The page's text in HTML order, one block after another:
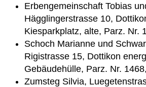
Erbengemeinschaft Tobias
Hägglingerstrasse 10,
Kiesparkplatz, alte, Parz. Nr.
Schoch Marianne und
Rigistrasse 15, Dottikon
Gebäudehülle, Parz. Nr.
Zumsteg Silvia,